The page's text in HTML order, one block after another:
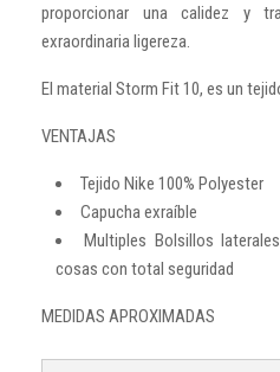
proporcionar una calidez y
exraordinaria ligereza.
El material Storm Fit 10, es un
VENTAJAS
Tejido Nike 100% Polyester
Capucha exraíble
Multiples Bolsillos
cosas con total seguridad
MEDIDAS APROXIMADAS